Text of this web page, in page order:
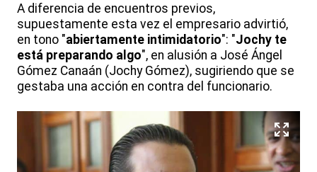
A diferencia de encuentros previos,
supuestamente esta vez el empresario advirtió,
en tono "abiertamente intimidatorio": "Jochy te
está preparando algo", en alusión a José Ángel
Gómez Canaán (Jochy Gómez), sugiriendo que se
gestaba una acción en contra del funcionario.